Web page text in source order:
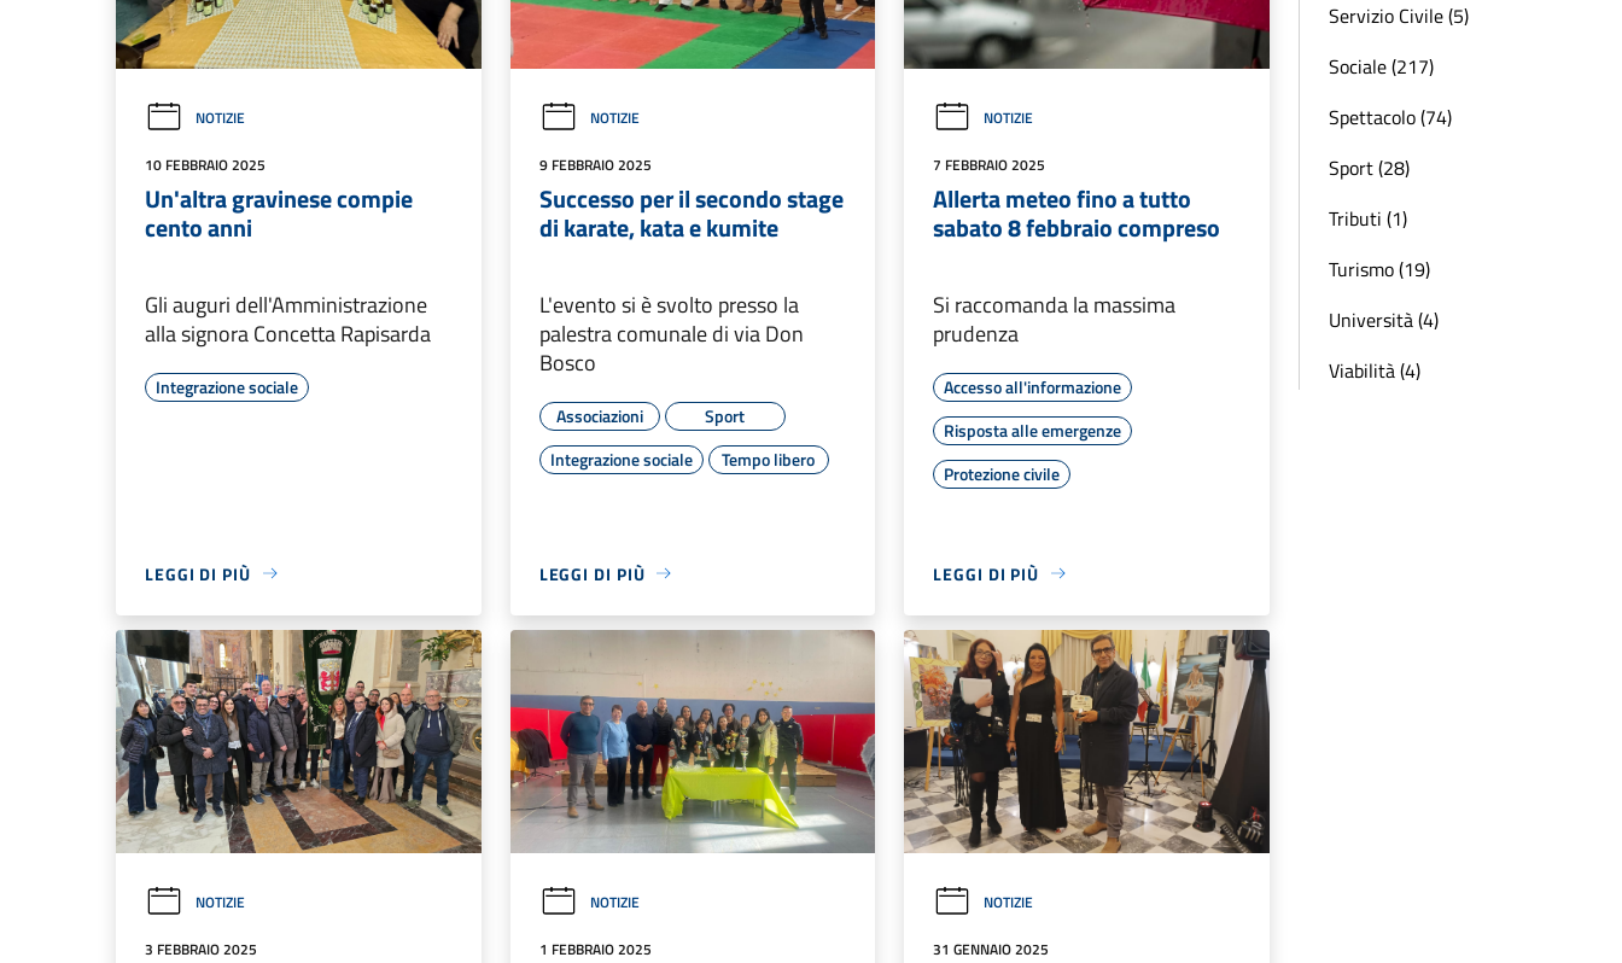
NOTIZIE
10 FEBBRAIO 2025
Un'altra gravinese compie
cento anni
Gli auguri dell'Amministrazione
alla signora Concetta Rapisarda
Integrazione sociale
LEGGI DI PIÙ
NOTIZIE
9 FEBBRAIO 2025
Successo per il secondo stage
di karate, kata e kumite
L'evento si è svolto presso la
palestra comunale di via Don
Bosco
Associazioni
Sport
Integrazione sociale
Tempo libero
LEGGI DI PIÙ
NOTIZIE
7 FEBBRAIO 2025
Allerta meteo fino a tutto
sabato 8 febbraio compreso
Si raccomanda la massima
prudenza
Accesso all'informazione
Risposta alle emergenze
Protezione civile
LEGGI DI PIÙ
NOTIZIE
3 FEBBRAIO 2025
NOTIZIE
1 FEBBRAIO 2025
NOTIZIE
31 GENNAIO 2025
Servizio Civile (5)
Sociale (217)
Spettacolo (74)
Sport (28)
Tributi (1)
Turismo (19)
Università (4)
Viabilità (4)